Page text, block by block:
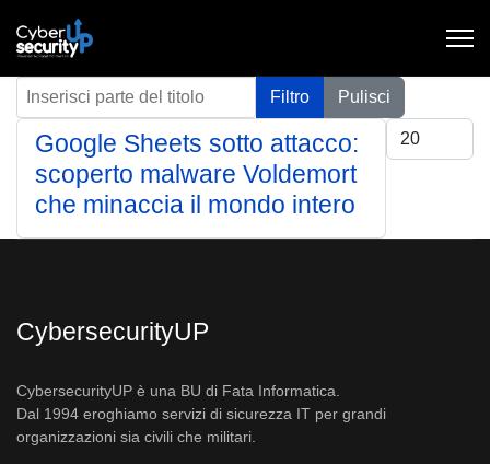
Inserisci parte del titolo Filtro
Pulisci
Visualizza #
Google Sheets sotto attacco:
scoperto malware Voldemort
che minaccia il mondo intero
CybersecurityUP
CybersecurityUP è una BU di Fata Informatica.
Dal 1994 eroghiamo servizi di sicurezza IT per grandi
organizzazioni sia civili che militari.